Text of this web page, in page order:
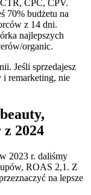
CPC, CPV.
70% budżetu na
z 14 dni.
najlepszych
organic.
Jeśli sprzedajesz
i remarketing, nie
2024
2023 r. daliśmy
ROAS 2,1. Z
na lepsze